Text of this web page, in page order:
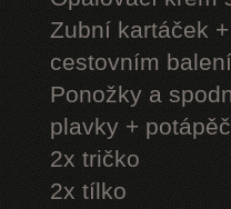
Zubní kartáček
cestovním
Ponožky a
plavky +
2x tričko
2x tílko